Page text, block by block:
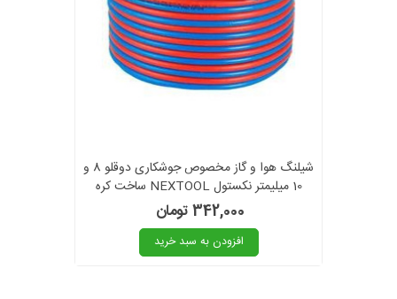
شیلنگ هوا و گاز مخصوص جوشکاری دوقلو 8 و
10 میلیمتر نکستول NEXTOOL ساخت کره
342,000 تومان
افزودن به سبد خرید